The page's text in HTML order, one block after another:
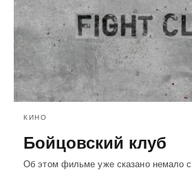
КИНО
Бойцовский клуб
Об этом фильме уже сказано немало